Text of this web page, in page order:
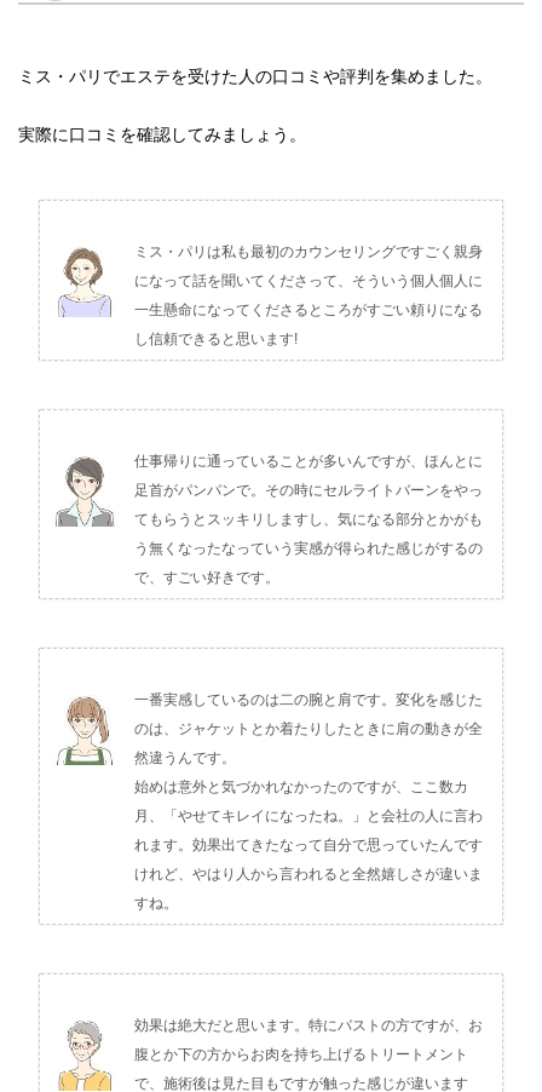
ミス・パリでエステを受けた人の口コミや評判を集めました。
実際に口コミを確認してみましょう。
ミス・パリは私も最初のカウンセリングですごく親身
になって話を聞いてくださって、そういう個人個人に
一生懸命になってくださるところがすごい頼りになる
し信頼できると思います!
仕事帰りに通っていることが多いんですが、ほんとに
足首がパンパンで。その時にセルライトバーンをやっ
てもらうとスッキリしますし、気になる部分とかがも
う無くなったなっていう実感が得られた感じがするの
で、すごい好きです。
一番実感しているのは二の腕と肩です。変化を感じた
のは、ジャケットとか着たりしたときに肩の動きが全
然違うんです。
始めは意外と気づかれなかったのですが、ここ数カ
月、「やせてキレイになったね。」と会社の人に言わ
れます。効果出てきたなって自分で思っていたんです
けれど、やはり人から言われると全然嬉しさが違いま
すね。
効果は絶大だと思います。特にバストの方ですが、お
腹とか下の方からお肉を持ち上げるトリートメント
で、施術後は見た目もですが触った感じが違います